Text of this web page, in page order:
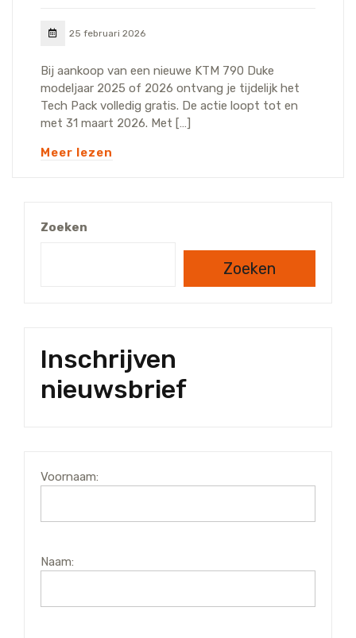
25 februari 2026
Bij aankoop van een nieuwe KTM 790 Duke
modeljaar 2025 of 2026 ontvang je tijdelijk het
Tech Pack volledig gratis. De actie loopt tot en
met 31 maart 2026. Met […]
Meer lezen
Zoeken
Zoeken
Inschrijven
nieuwsbrief
Voornaam:
Naam: